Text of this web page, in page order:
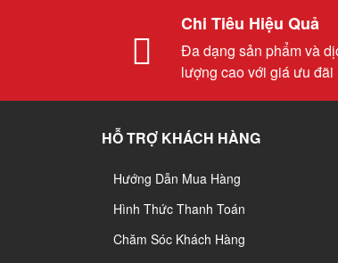
Chi Tiêu Hiệu Quả
Đa dạng sản phẩm và
lượng cao với giá ưu đãi
HỖ TRỢ KHÁCH HÀNG
Hướng Dẫn Mua Hàng
Hình Thức Thanh Toán
Chăm Sóc Khách Hàng